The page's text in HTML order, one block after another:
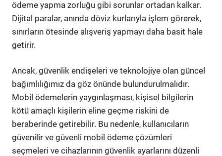
ödeme yapma zorluğu gibi sorunlar ortadan kalkar.
Dijital paralar, anında döviz kurlarıyla işlem görerek,
sınırların ötesinde alışveriş yapmayı daha basit hale
getirir.
Ancak, güvenlik endişeleri ve teknolojiye olan güncel
bağımlılığımız da göz önünde bulundurulmalıdır.
Mobil ödemelerin yaygınlaşması, kişisel bilgilerin
kötü amaçlı kişilerin eline geçme riskini de
beraberinde getirebilir. Bu nedenle, kullanıcıların
güvenilir ve güvenli mobil ödeme çözümleri
seçmeleri ve cihazlarının güvenlik ayarlarını düzenli